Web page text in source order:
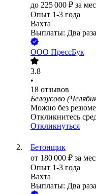
до 225 000 ₽ за
Опыт 1-3 года
Вахта
Выплаты: Два
ООО ПрессБук
3.8
•
18 отзывов
Белоусово
Можно без резюме
Откликнитесь
Откликнуться
Бетонщик
от 180 000 ₽ за
Опыт 1-3 года
Вахта
Выплаты: Два